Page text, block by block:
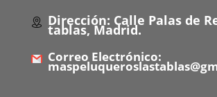
Dirección: Calle Palas de
tablas, Madrid.
Correo Electrónico: